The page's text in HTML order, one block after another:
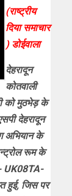
(राष्ट्रीय
दिया समाचार
) डोईवाला
देहरादून
कोतवाली
को मुठभेड़ के
देहरादून
अभियान के
रूम के
UK08TA-
हुई, जिस पर